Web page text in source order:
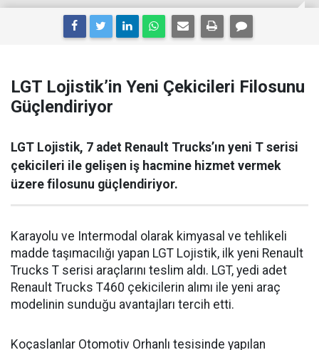
LGT Lojistik’in Yeni Çekicileri Filosunu
Güçlendiriyor
LGT Lojistik, 7 adet Renault Trucks’ın yeni T serisi
çekicileri ile gelişen iş hacmine hizmet vermek
üzere filosunu güçlendiriyor.
Karayolu ve Intermodal olarak kimyasal ve tehlikeli
madde taşımacılığı yapan LGT Lojistik, ilk yeni Renault
Trucks T serisi araçlarını teslim aldı. LGT, yedi adet
Renault Trucks T460 çekicilerin alımı ile yeni araç
modelinin sunduğu avantajları tercih etti.
Koçaslanlar Otomotiv Orhanlı tesisinde yapılan